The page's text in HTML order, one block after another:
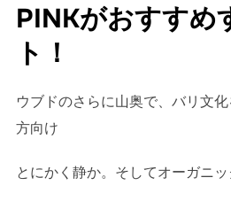
PINKがおすすめ
ト！
ウブドのさらに山奥で、バリ文
方向け
とにかく静か。そしてオーガニッ